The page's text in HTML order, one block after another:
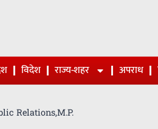
विदेश राज्य-शहर अपराध
Relations,M.P.